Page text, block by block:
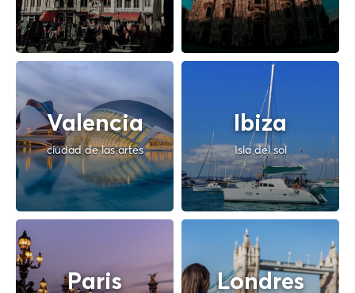
Valencia
ciudad de las artes
Ibiza
Isla del sol
Paris Londres